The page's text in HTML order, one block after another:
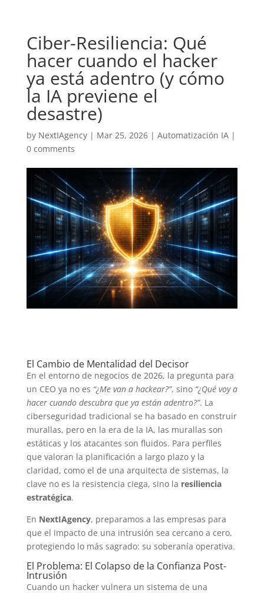
Ciber-Resiliencia: Qué
hacer cuando el hacker
ya está adentro (y cómo
la IA previene el
desastre)
by NextIAgency| Mar 25, 2026| Automatización IA|
0 comments
El Cambio de Mentalidad del Decisor
En el entorno de negocios de 2026, la pregunta para
un CEO ya no es “¿Me van a hackear?”, sino “¿Qué voy a
hacer cuando descubra que ya están adentro?”. La
ciberseguridad tradicional se ha basado en construir
murallas, pero en la era de la IA, las murallas son
estáticas y los atacantes son fluidos. Para perfiles
que valoran la planificación a largo plazo y la
claridad, como el de una arquitecta de sistemas, la
clave no es la resistencia ciega, sino la resiliencia
estratégica.
En NextIAgency, preparamos a las empresas para
que el impacto de una intrusión sea cercano a cero,
protegiendo lo más sagrado: su soberanía operativa.
El Problema: El Colapso de la Confianza Post-
Intrusión
Cuando un hacker vulnera un sistema de una